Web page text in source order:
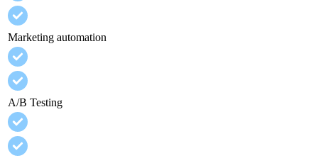
Marketing automation
A/B Testing